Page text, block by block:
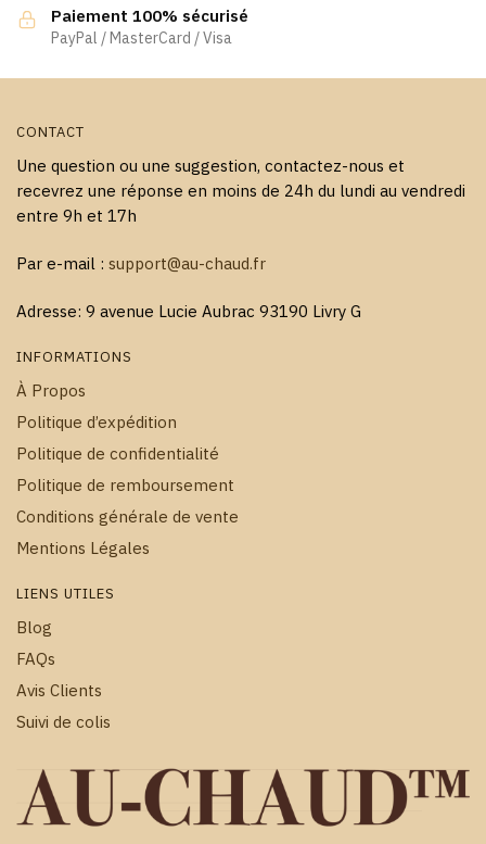
page
du
Paiement 100% sécurisé
PayPal / MasterCard / Visa
CONTACT
Une question ou une suggestion, contactez-nous et
recevrez une réponse en moins de 24h du lundi au vendredi
entre 9h et 17h
Par e-mail : support@au-chaud.fr
Adresse: 9 avenue Lucie Aubrac 93190 Livry G
INFORMATIONS
À Propos
Politique d’expédition
Politique de confidentialité
Politique de remboursement
Conditions générale de vente
Mentions Légales
LIENS UTILES
Blog
FAQs
Avis Clients
Suivi de colis